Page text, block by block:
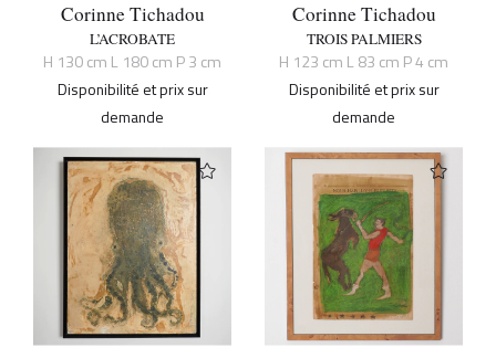
Corinne Tichadou
L’ACROBATE
H 130 cm L 180 cm P 3 cm
Disponibilité et prix sur
demande
Corinne Tichadou
TROIS PALMIERS
H 123 cm L 83 cm P 4 cm
Disponibilité et prix sur
demande